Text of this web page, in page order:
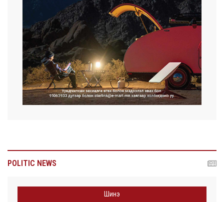
POLITIC NEWS
Шинэ